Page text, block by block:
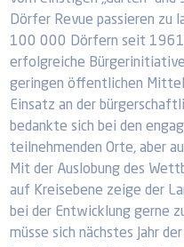
Dörfer Revue passieren zu
100 000 Dörfern seit 1961
erfolgreiche
geringen öffentlichen
Einsatz an der
bedankte sich bei den
teilnehmenden Orte, aber
Mit der Auslobung des
auf Kreisebene zeige der
bei der Entwicklung gerne
müsse sich nächstes Jahr